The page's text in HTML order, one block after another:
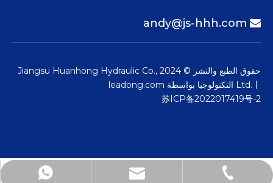

حقوق الطبع والنشر © 2024 Jiangsu Huanhong Hydraulic Co.,
Ltd.丨 التكنولوجيا بواسطة
leadong.com
苏ICP备2022017419号-2
+86-13771610978
andy@js-hhh.com
+86-13771610978